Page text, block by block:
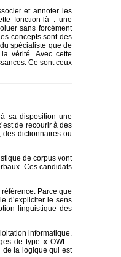
et annoter les
fonction-là : une
sans forcément
concepts sont des
spécialiste que de
vérité. Avec cette
Ce sont ceux
sa disposition une
de recourir à des
des dictionnaires ou
de corpus vont
Ces candidats
Parce que
d’expliciter le sens
linguistique des
informatique.
de type « OWL :
de la logique qui est